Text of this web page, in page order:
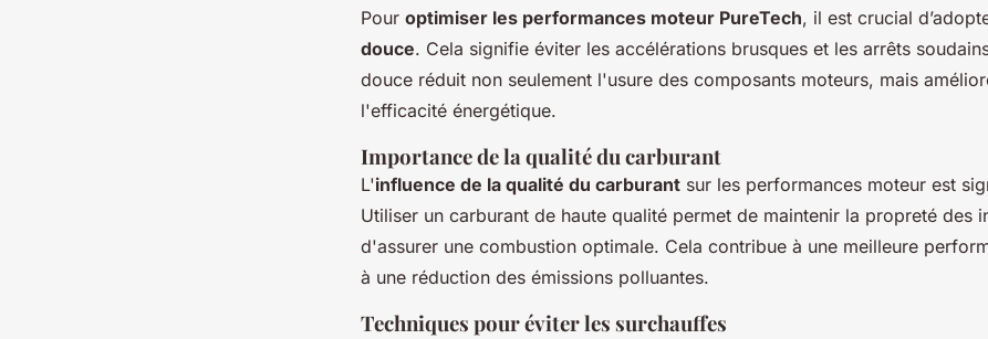
Pour optimiser les performances moteur PureTech, il est crucial
douce. Cela signifie éviter les accélérations brusques et les arrêts
douce réduit non seulement l'usure des composants moteurs, mais
l'efficacité énergétique.
Importance de la qualité du carburant
L'influence de la qualité du carburant sur les performances moteur est
Utiliser un carburant de haute qualité permet de maintenir la propreté des
d'assurer une combustion optimale. Cela contribue à une meilleure
à une réduction des émissions polluantes.
Techniques pour éviter les surchauffes